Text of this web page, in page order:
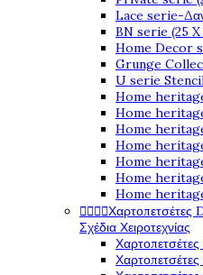
Lace serie-
BN serie (25
Home Decor
Grunge
U serie
Home
Home
Home
Home
Home
Home
Home

Σχέδια Χειροτεχνίας
Χαρτοπετσέτες